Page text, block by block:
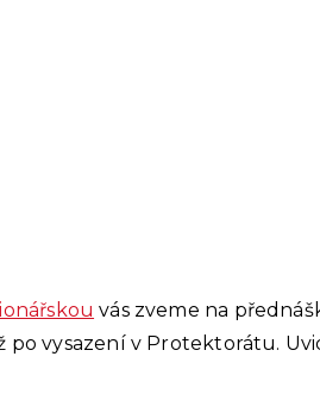
vás zveme na
po vysazení v Protektorátu.